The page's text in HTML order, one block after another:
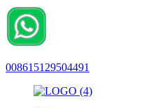
008615129504491